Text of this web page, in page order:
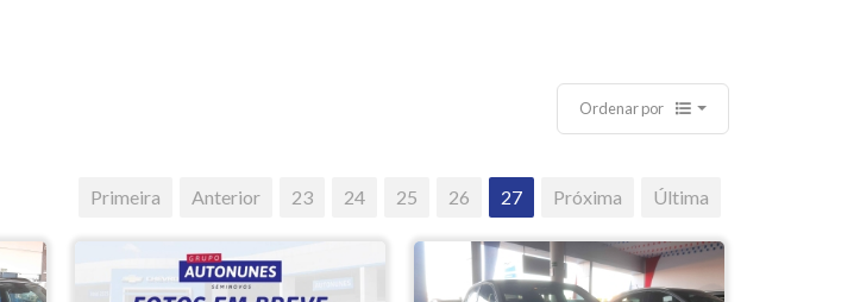
Ordenar por
Primeira Anterior 23 24 25 26 27 Próxima Última